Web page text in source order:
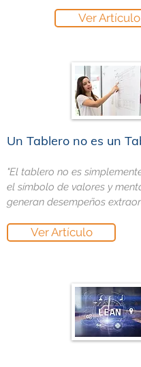
Ver Artículo
Un Tablero no es un
"El tablero no es
el símbolo de valores y
generan desempeños
Ver Artículo